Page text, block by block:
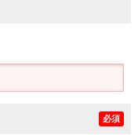
必須